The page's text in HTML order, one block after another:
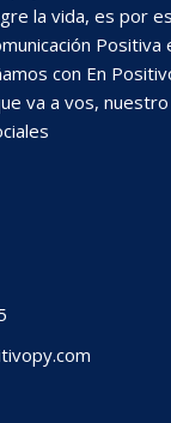
la vida, es por
Positiva
con En
va a vos,